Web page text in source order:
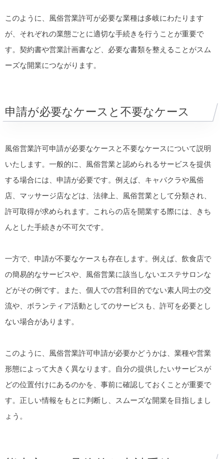
このように、風俗営業許可が必要な業種は多岐にわたります
が、それぞれの業態ごとに適切な手続きを行うことが重要で
す。契約書や営業計画書など、必要な書類を整えることがスム
ーズな開業につながります。
申請が必要なケースと不要なケース
風俗営業許可申請が必要なケースと不要なケースについて説明
いたします。一般的に、風俗営業と認められるサービスを提供
する場合には、申請が必要です。例えば、キャバクラや風俗
店、マッサージ店などは、法律上、風俗営業として分類され、
許可取得が求められます。これらの店を開業する際には、きち
んとした手続きが不可欠です。
一方で、申請が不要なケースも存在します。例えば、飲食店で
の簡易的なサービスや、風俗営業に該当しないエステサロンな
どがその例です。また、個人での営利目的でない素人同士の交
流や、ボランティア活動としてのサービスも、許可を必要とし
ない場合があります。
このように、風俗営業許可申請が必要かどうかは、業種や営業
形態によって大きく異なります。自分の提供したいサービスが
どの位置付けにあるのかを、事前に確認しておくことが重要で
す。正しい情報をもとに判断し、スムーズな開業を目指しまし
ょう。